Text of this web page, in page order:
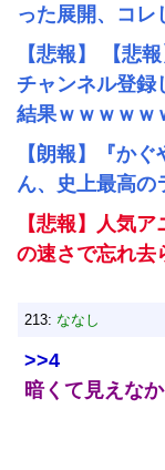
った展開、コレ
【悲報】 【悲
チャンネル登録
結果ｗｗｗｗｗ
【朗報】『か
ん、史上最高の
【悲報】人気
の速さで忘れ去
213: ななし
>>4
暗くて見えな